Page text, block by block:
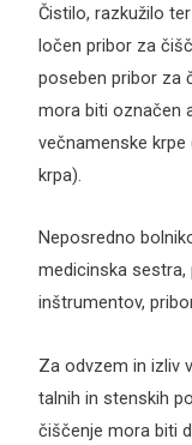
Čistilo, razkužilo
ločen pribor za
poseben pribor za
mora biti označen
večnamenske krpe
krpa).
Neposredno
medicinska
inštrumentov,
Za odvzem in izliv
talnih in stenskih
čiščenje mora biti